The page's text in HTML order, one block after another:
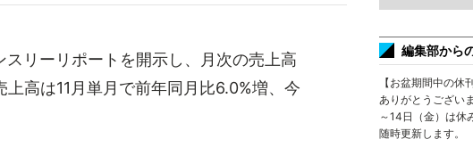
リーリポートを開示し、月次の売上高
高は11月単月で前年同月比6.0%増、今
編集部から
【お盆期間中の休
ありがとうござい
～14日（金）は休
随時更新します。